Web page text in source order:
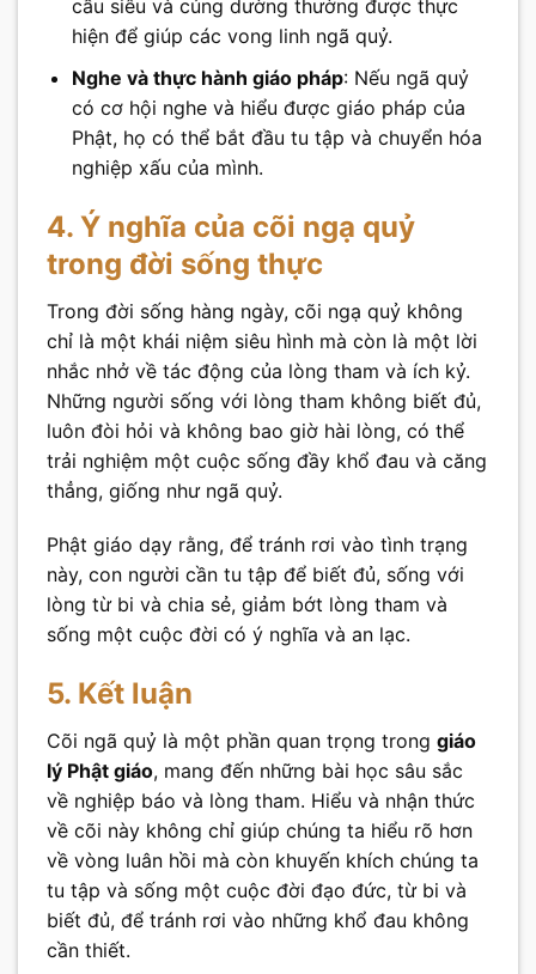
cầu siêu và cúng dường thường được thực
hiện để giúp các vong linh ngã quỷ.
Nghe và thực hành giáo pháp: Nếu ngã quỷ
có cơ hội nghe và hiểu được giáo pháp của
Phật, họ có thể bắt đầu tu tập và chuyển hóa
nghiệp xấu của mình.
4. Ý nghĩa của cõi ngạ quỷ
trong đời sống thực
Trong đời sống hàng ngày, cõi ngạ quỷ không
chỉ là một khái niệm siêu hình mà còn là một lời
nhắc nhở về tác động của lòng tham và ích kỷ.
Những người sống với lòng tham không biết đủ,
luôn đòi hỏi và không bao giờ hài lòng, có thể
trải nghiệm một cuộc sống đầy khổ đau và căng
thẳng, giống như ngã quỷ.
Phật giáo dạy rằng, để tránh rơi vào tình trạng
này, con người cần tu tập để biết đủ, sống với
lòng từ bi và chia sẻ, giảm bớt lòng tham và
sống một cuộc đời có ý nghĩa và an lạc.
5. Kết luận
Cõi ngã quỷ là một phần quan trọng trong giáo
lý Phật giáo, mang đến những bài học sâu sắc
về nghiệp báo và lòng tham. Hiểu và nhận thức
về cõi này không chỉ giúp chúng ta hiểu rõ hơn
về vòng luân hồi mà còn khuyến khích chúng ta
tu tập và sống một cuộc đời đạo đức, từ bi và
biết đủ, để tránh rơi vào những khổ đau không
cần thiết.